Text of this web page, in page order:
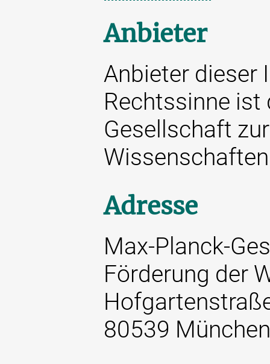
Anbieter
Anbieter dieser
Rechtssinne ist
Gesellschaft
Wissenschaften
Adresse
Max-Planck-
Förderung der
80539 München